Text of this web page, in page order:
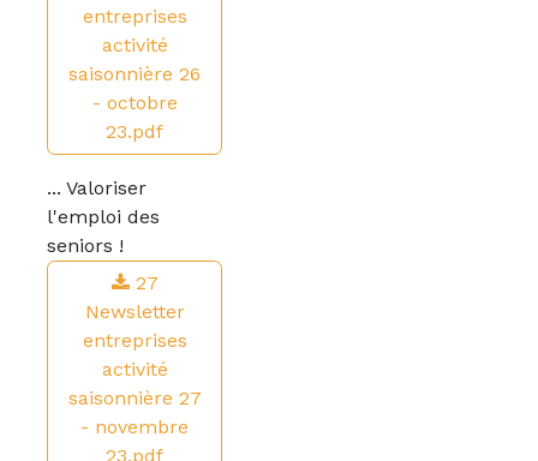
entreprises
activité
saisonnière 26
- octobre
23.pdf
... Valoriser
l'emploi des
seniors !
27
Newsletter
entreprises
activité
saisonnière 27
- novembre
23.pdf